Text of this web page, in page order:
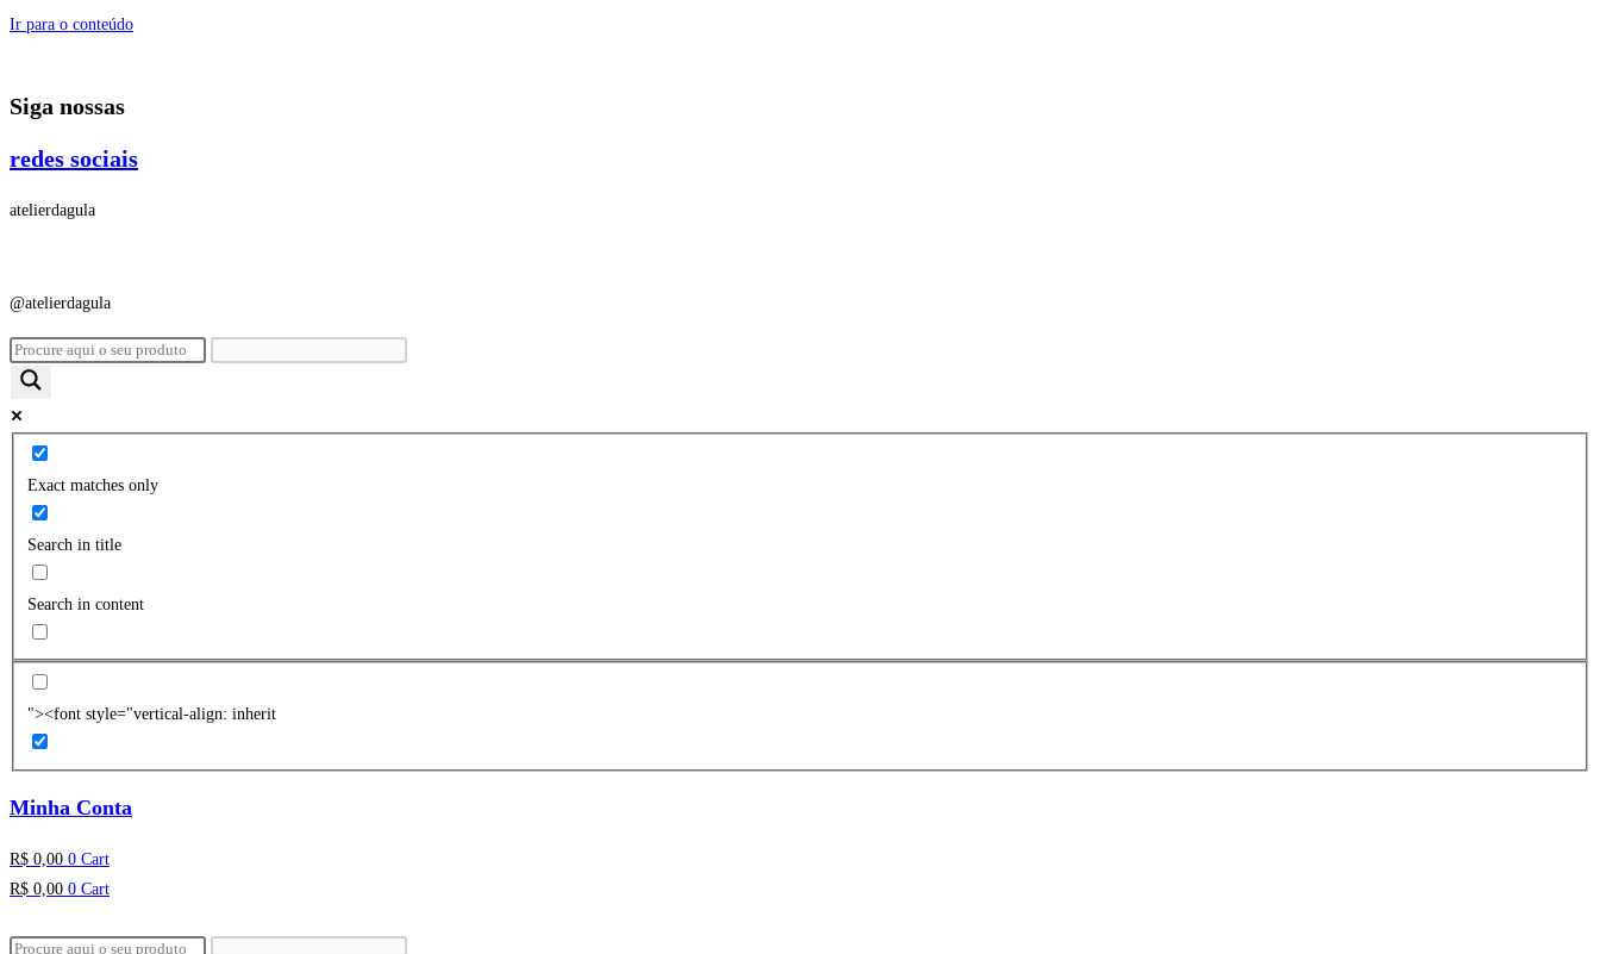
Ir para o conteúdo
Siga nossas
redes sociais
atelierdagula
@atelierdagula
Exact matches only
Search in title
Search in content
"><font style="vertical-align: inherit
Minha Conta
R$ 0,00 0 Cart
R$ 0,00 0 Cart